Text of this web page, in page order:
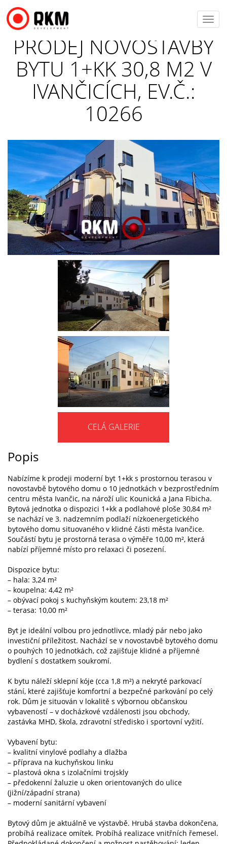
PRODEJ NOVOSTAVBY
BYTU 1+KK 30,8 M2 V
IVANČICÍCH, EV.Č.:
10266
CELÁ GALERIE
Popis
Nabízíme k prodeji moderní byt 1+kk s prostornou terasou v
novostavbě bytového domu o 10 jednotkách v bezprostředním
centru města Ivančic, na nároží ulic Kounická a Jana Fibicha.
Bytová jednotka o dispozici 1+kk a podlahové ploše 30,84 m²
se nachází ve 3. nadzemním podlaží nízkoenergetického
bytového domu situovaného v klidné části města Ivančice.
Součástí bytu je prostorná terasa o výměře 10,00 m², která
nabízí příjemné místo pro relaxaci či posezení.
Dispozice bytu:
– hala: 3,24 m²
– koupelna: 4,42 m²
– obývací pokoj s kuchyňským koutem: 23,18 m²
– terasa: 10,00 m²
Byt je ideální volbou pro jednotlivce, mladý pár nebo jako
investiční příležitost. Nachází se v novostavbě bytového domu
o pouhých 10 jednotkách, což zajišťuje klidné a příjemné
bydlení s dostatkem soukromí.
K bytu náleží sklepní kóje (cca 1,8 m²) a nekryté parkovací
stání, které zajišťuje komfortní a bezpečné parkování po celý
rok. Dům je situován v lokalitě s výbornou občanskou
vybaveností – v docházkové vzdálenosti jsou obchody,
zastávka MHD, škola, zdravotní středisko i sportovní vyžití.
Vybavení bytu:
– kvalitní vinylové podlahy a dlažba
– příprava na kuchyňskou linku
– plastová okna s izolačními trojskly
– předokenní žaluzie u oken orientovaných do ulice
(jižní/západní strana)
– moderní sanitární vybavení
Bytový dům je aktuálně ve výstavbě. Hrubá stavba dokončena,
probíhá realizace omítek. Probíhá realizace vnitřních řemesel.